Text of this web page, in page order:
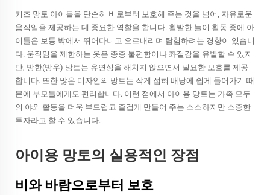
키즈 망토 아이들을 단순히 비로부터 보호해 주는 것을 넘어, 자유로운
움직임을 제공하는 데 중요한 역할을 합니다. 활발한 놀이 활동 중에 아
이들은 보통 밖에서 뛰어다니고 오르내리며 탐험하려는 경향이 있습니
다. 움직임을 제한하는 옷은 종종 불편함이나 좌절감을 유발할 수 있지
만, 방한(방우) 망토는 유연성을 해치지 않으면서 필요한 보호를 제공
합니다. 또한 많은 디자인의 망토는 작게 접혀 배낭에 쉽게 들어가기 때
문에 부모들에게도 편리합니다. 이런 점에서 아이용 망토는 가족 모두
의 야외 활동을 더욱 부드럽고 즐겁게 만들어 주는 소소하지만 소중한
투자라고 할 수 있습니다.
아이용 망토의 실용적인 장점
비와 바람으로부터 보호